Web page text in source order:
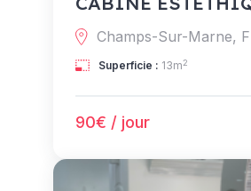
Champs-Sur-Marne,
Superficie : 13m2
90€ / jour